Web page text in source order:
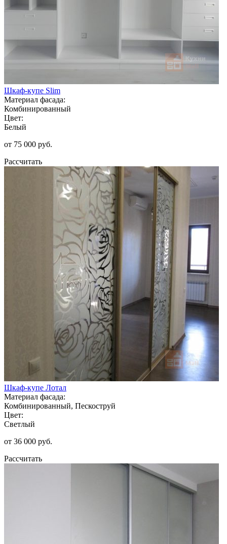
Шкаф-купе Slim
Материал фасада:
Комбинированный
Цвет:
Белый
от 75 000 руб.
Рассчитать
Шкаф-купе Лотал
Материал фасада:
Комбинированный, Пескоструй
Цвет:
Светлый
от 36 000 руб.
Рассчитать